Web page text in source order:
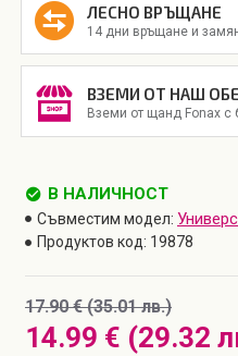
ЛЕСНО ВРЪЩАНЕ
14 дни връщане и
ВЗЕМИ ОТ НАШ
Вземи от щанд Fonax с
14.99 € (29.32
17.90 € (35.01 лв.)
В НАЛИЧНОСТ
Съвместим модел:
Продуктов код: 19878